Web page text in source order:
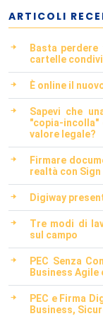
ARTICOLI
Basta
cartelle
È online il
Sapevi che
"copia-incolla"
valore legale?
Firmare
realtà con Sign
Digiway
Tre modi di
sul campo
PEC Senza
Business Agile
PEC e Firma
Business,